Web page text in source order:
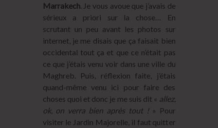
Marrakech. Je vous avoue que j’avais de
sérieux a priori sur la chose… En
scrutant un peu avant les photos sur
internet, je me disais que ça faisait bien
occidental tout ça et que ce n’était pas
ce que j’étais venu voir dans une ville du
Maghreb. Puis, réflexion faite, j’étais
quand-même venu ici pour faire des
choses quoi et donc je me suis dit « allez,
ok, on verra bien après tout !» Pour
visiter le Jardin Majorelle, il faut quitter